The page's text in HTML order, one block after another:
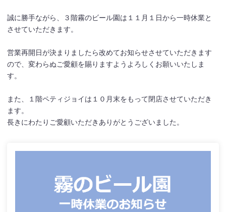
誠に勝手ながら、３階霧のビール園は１１月１日から一時休業と
させていただきます。
営業再開日が決まりましたら改めてお知らせさせていただきます
ので、変わらぬご愛顧を賜りますようよろしくお願いいたしま
す。
また、１階ペティジョイは１０月末をもって閉店させていただき
ます。
長きにわたりご愛顧いただきありがとうございました。